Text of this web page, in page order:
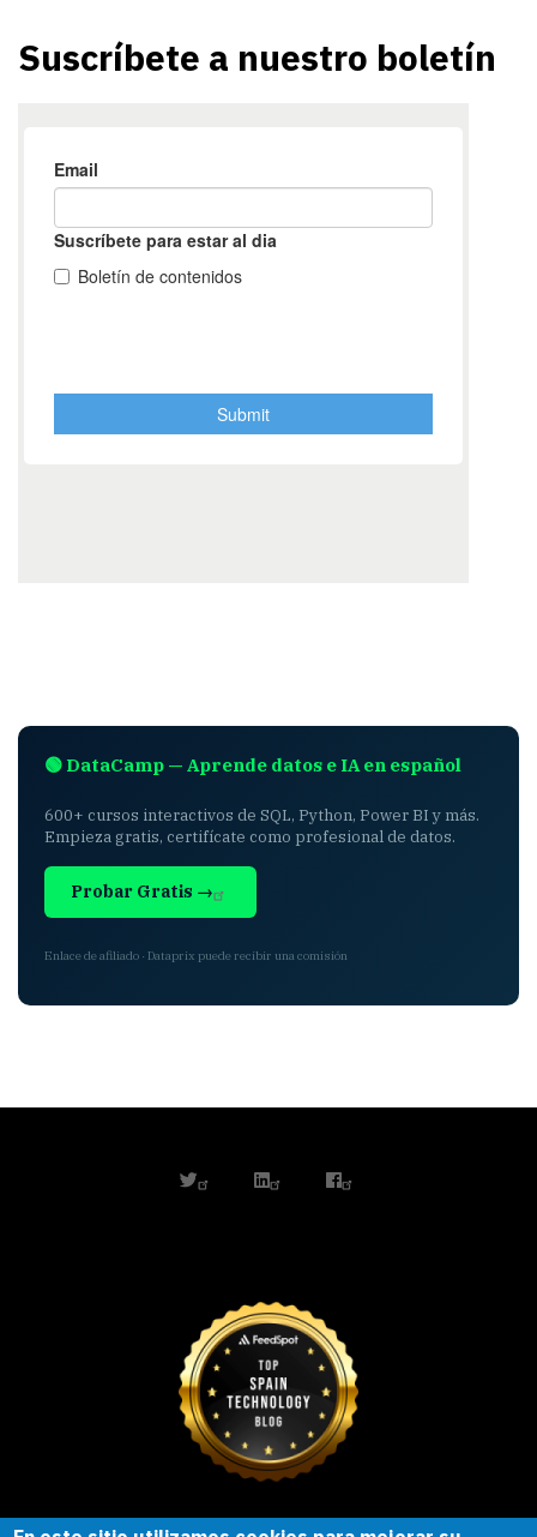
Suscríbete a nuestro boletín
🟢 DataCamp — Aprende datos e IA en español
600+ cursos interactivos de SQL, Python, Power BI y más.
Empieza gratis, certifícate como profesional de datos.
Probar Gratis →
Enlace de afiliado · Dataprix puede recibir una comisión
twitterlinkedinfacebook